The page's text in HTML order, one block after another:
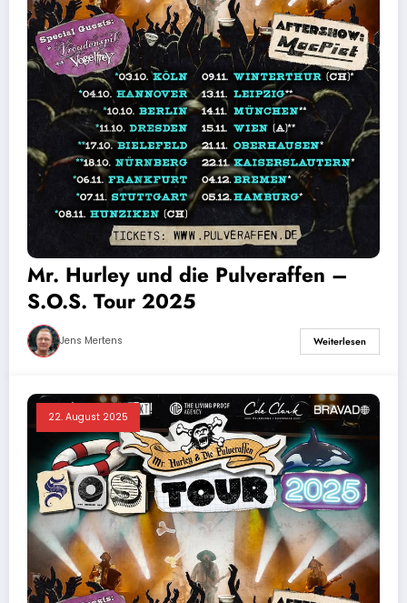
Mr. Hurley und die Pulveraffen –
S.O.S. Tour 2025
Jens Mertens Weiterlesen
22. August 2025